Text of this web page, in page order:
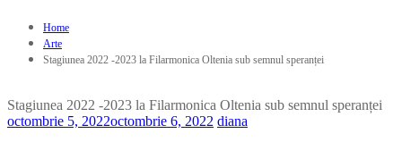
Home
Arte
Stagiunea 2022 -2023 la Filarmonica Oltenia sub semnul speranței
Stagiunea 2022 -2023 la Filarmonica Oltenia sub semnul speranței
octombrie 5, 2022octombrie 6, 2022 diana